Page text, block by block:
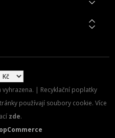
| Recyklační poplatky
používají soubory cookie. Více
zde.